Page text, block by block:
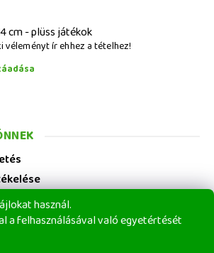
cm - plüss játékok
véleményt ír ehhez a tételhez!
használ.
a felhasználásával való egyetértését